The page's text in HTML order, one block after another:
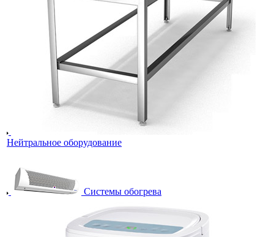
Нейтральное оборудование
Системы обогрева